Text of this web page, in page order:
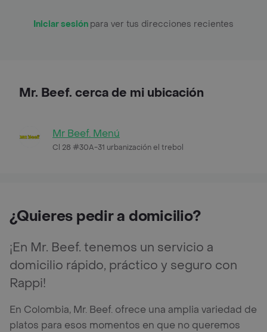
Iniciar sesión para ver tus direcciones recientes
Mr. Beef. cerca de mi ubicación
Mr Beef. Menú
Cl 28 #30A-31 urbanización el trebol
¿Quieres pedir a domicilio?
¡En Mr. Beef. tenemos un servicio a
domicilio rápido, práctico y seguro con
Rappi!
En Colombia, Mr. Beef. ofrece una amplia variedad de
platos para esos momentos en que no queremos